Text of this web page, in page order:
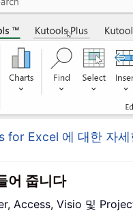
for Excel 에 대한 자세
어 줍니다
Access, Visio 및